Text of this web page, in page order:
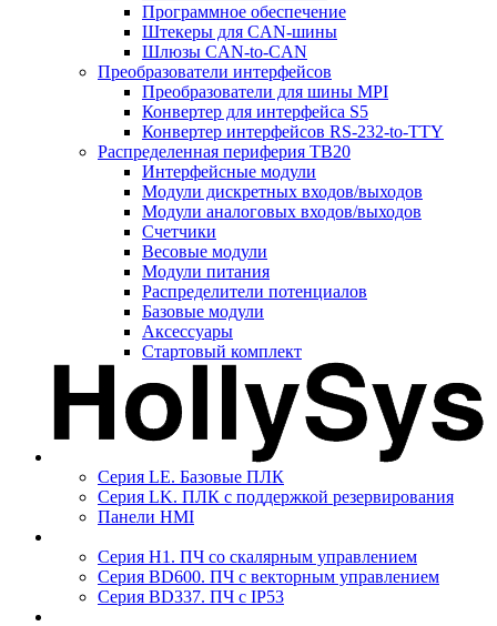
Программное обеспечение
Штекеры для CAN-шины
Шлюзы CAN-to-CAN
Преобразователи интерфейсов
Преобразователи для шины MPI
Конвертер для интерфейса S5
Конвертер интерфейсов RS-232-to-TTY
Распределенная периферия TB20
Интерфейсные модули
Модули дискретных входов/выходов
Модули аналоговых входов/выходов
Счетчики
Весовые модули
Модули питания
Распределители потенциалов
Базовые модули
Аксесcуары
Стартовый комплект
Серия LE. Базовые ПЛК
Серия LK. ПЛК с поддержкой резервирования
Панели HMI
Серия H1. ПЧ со скалярным управлением
Серия BD600. ПЧ с векторным управлением
Серия BD337. ПЧ с IP53